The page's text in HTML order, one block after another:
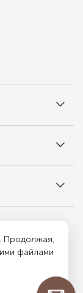
каждый
обратной
Продолжая,
файлами